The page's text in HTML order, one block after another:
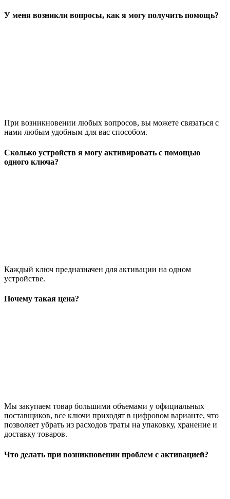
У меня возникли вопросы, как я могу получить помощь?
При возникновении любых вопросов, вы можете связаться с
нами любым удобным для вас способом.
Сколько устройств я могу активировать с помощью
одного ключа?
Каждый ключ предназначен для активации на одном
устройстве.
Почему такая цена?
Мы закупаем товар большими объемами у официальных
поставщиков, все ключи приходят в цифровом варианте, что
позволяет убрать из расходов траты на упаковку, хранение и
доставку товаров.
Что делать при возникновении проблем с активацией?